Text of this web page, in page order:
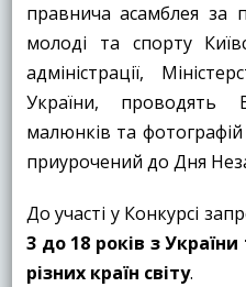
правнича асамблея за
молоді та спорту
адміністрації,
України, проводять
малюнків та
приурочений до Дня
До участі у Конкурсі
3 до 18 років з України
різних країн світу.